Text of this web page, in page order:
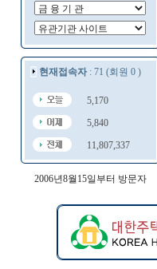
현재접속자: 71 (회원 0 )
5,170
5,840
11,807,337
2006년8월15일부터 방문자